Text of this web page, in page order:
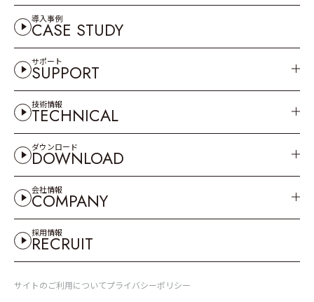
導入事例
CASE STUDY
サポート
SUPPORT
技術情報
TECHNICAL
ダウンロード
DOWNLOAD
会社情報
COMPANY
採用情報
RECRUIT
サイトのご利用についてプライバシーポリシー